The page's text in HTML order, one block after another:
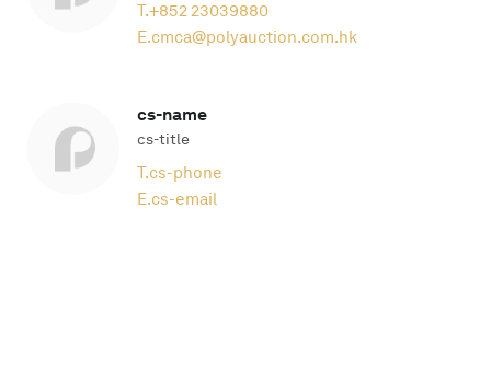
T.+852 23039880
E.cmca@polyauction.com.hk
cs-name
cs-title
T.cs-phone
E.cs-email